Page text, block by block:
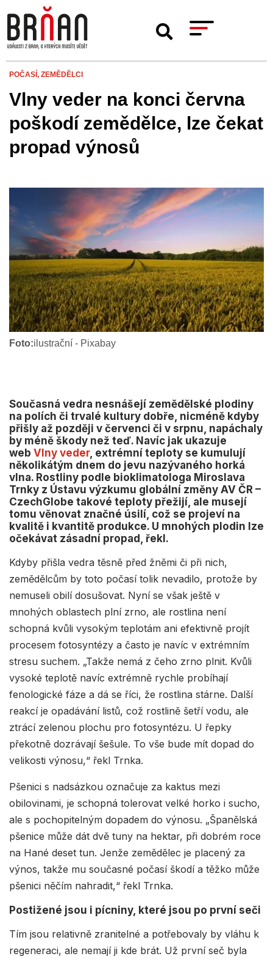
POČASÍ, ZEMĚDĚLCI
Vlny veder na konci června
poškodí zemědělce, lze čekat
propad výnosů
Foto:ilustrační - Pixabay
Současná vedra nesnášejí zemědělské plodiny
na polích či trvalé kultury dobře, nicméně kdyby
přišly až později v červenci či v srpnu, napáchaly
by méně škody než teď. Navíc jak ukazuje
web Vlny veder, extrémní teploty se kumulují
několikátým dnem do jevu nazývaného horká
vlna. Rostliny podle bioklimatologa Miroslava
Trnky z Ústavu výzkumu globální změny AV ČR –
CzechGlobe takové teploty přežijí, ale musejí
tomu věnovat značné úsilí, což se projeví na
kvalitě i kvantitě produkce. U mnohých plodin lze
očekávat zásadní propad, řekl.
Kdyby přišla vedra těsně před žněmi či při nich,
zemědělcům by toto počasí tolik nevadilo, protože by
nemuseli obilí dosušovat. Nyní se však ještě v
mnohých oblastech plní zrno, ale rostlina není
schopná kvůli vysokým teplotám ani efektivně projít
procesem fotosyntézy a často je navíc v extrémním
stresu suchem. „Takže nemá z čeho zrno plnit. Kvůli
vysoké teplotě navíc extrémně rychle probíhají
fenologické fáze a dá se říci, že rostlina stárne. Další
reakcí je opadávání listů, což rostlině šetří vodu, ale
ztrácí zelenou plochu pro fotosyntézu. U řepky
překotně dozrávají šešule. To vše bude mít dopad do
velikosti výnosu,“ řekl Trnka.
Pšenici s nadsázkou označuje za kaktus mezi
obilovinami, je schopná tolerovat velké horko i sucho,
ale s pochopitelným dopadem do výnosu. „Španělská
pšenice může dát dvě tuny na hektar, při dobrém roce
na Hané deset tun. Jenže zemědělec je placený za
výnos, takže mu současné počasí škodí a těžko může
pšenici něčím nahradit,“ řekl Trnka.
Postižené jsou i pícniny, které jsou po první seči
Tím jsou relativně zranitelné a potřebovaly by vláhu k
regeneraci, ale nemají ji kde brát. Už první seč byla